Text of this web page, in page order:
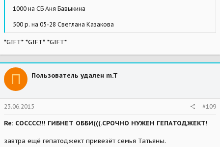
1000 на СБ Аня Бавыкина
500 р. на 05-28 Светлана Казакова
*GIFT* *GIFT* *GIFT*
П Пользователь удален m.T
23.06.2015 #109
Re: СОСССС!!! ГИБНЕТ ОББИ(((.СРОЧНО НУЖЕН ГЕПАТОДЖЕКТ!
завтра ещё гепатоджект привезёт семья Татьяны.